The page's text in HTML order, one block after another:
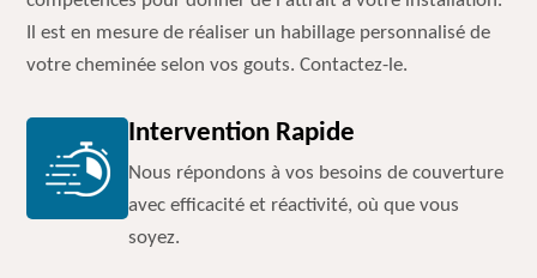
Il est en mesure de réaliser un habillage personnalisé de
votre cheminée selon vos gouts. Contactez-le.
Intervention Rapide
Nous répondons à vos besoins de couverture
avec efficacité et réactivité, où que vous
soyez.